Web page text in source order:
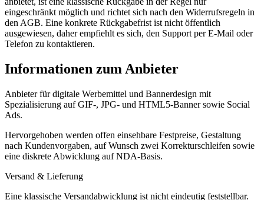
eingeschränkt möglich und richtet sich nach den Widerrufsregeln in
den AGB. Eine konkrete Rückgabefrist ist nicht öffentlich
ausgewiesen, daher empfiehlt es sich, den Support per E-Mail oder
Telefon zu kontaktieren.
Informationen zum Anbieter
Anbieter für digitale Werbemittel und Bannerdesign mit
Spezialisierung auf GIF-, JPG- und HTML5-Banner sowie Social
Ads.
Hervorgehoben werden offen einsehbare Festpreise, Gestaltung
nach Kundenvorgaben, auf Wunsch zwei Korrekturschleifen sowie
eine diskrete Abwicklung auf NDA-Basis.
Versand & Lieferung
Eine klassische Versandabwicklung ist nicht eindeutig feststellbar.